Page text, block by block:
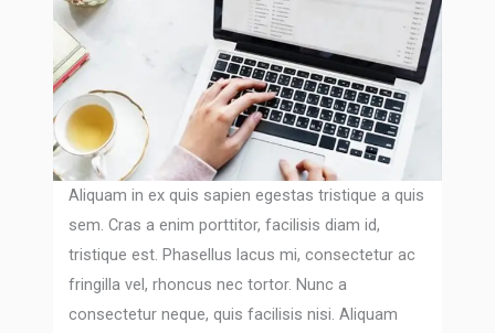
Aliquam in ex quis sapien egestas tristique a quis
sem. Cras a enim porttitor, facilisis diam id,
tristique est. Phasellus lacus mi, consectetur ac
fringilla vel, rhoncus nec tortor. Nunc a
consectetur neque, quis facilisis nisi. Aliquam